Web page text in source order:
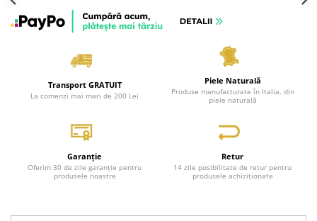
Transport GRATUIT
La comenzi mai mari de 200 Lei
Piele Naturală
Produse manufacturate în Italia, din
piele naturală
Garanție
Oferim 30 de zile garanție pentru
produsele noastre
Retur
14 zile posibilitate de retur pentru
produsele achiziționate